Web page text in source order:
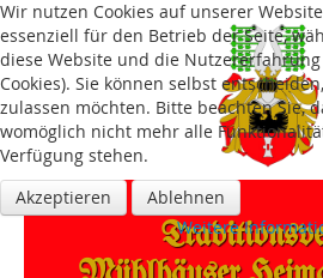
Wir nutzen Cookies auf unserer
essenziell für den Betrieb der Seite,
diese Website und die
Cookies). Sie können selbst
zulassen möchten. Bitte beachten Sie,
womöglich nicht mehr alle
Verfügung stehen.
Akzeptieren
Ablehnen
Weitere